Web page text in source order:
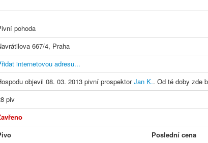
pohoda
667/4, Praha
internetovou adresu...
objevil 08. 03. 2013 pivní prospektorJan K.. Od té doby zde
piv
Poslední cena